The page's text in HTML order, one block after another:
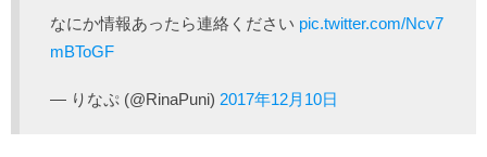
なにか情報あったら連絡ください pic.twitter.com/Ncv7
mBToGF
— りなぷ (@RinaPuni) 2017年12月10日